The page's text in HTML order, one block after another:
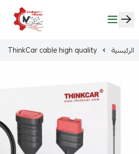
ذكاء المركبات Intelligent Vehicles
الرئيسية ThinkCar cable high quality